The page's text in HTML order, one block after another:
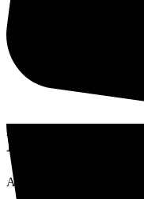
Meie hinnad
Avage kõik funktsioonid,